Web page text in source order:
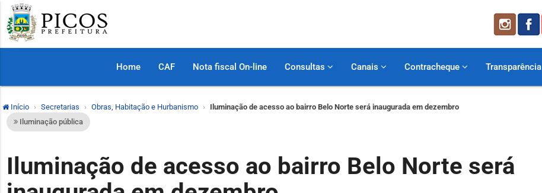
Home CAF Nota fiscal On-line Consultas Canais Contracheque Transparência
Início Secretarias Obras, Habitação e Hurbanismo
Iluminação de acesso ao bairro Belo Norte será inaugurada em dezembro
Iluminação pública
Iluminação de acesso ao bairro Belo Norte será